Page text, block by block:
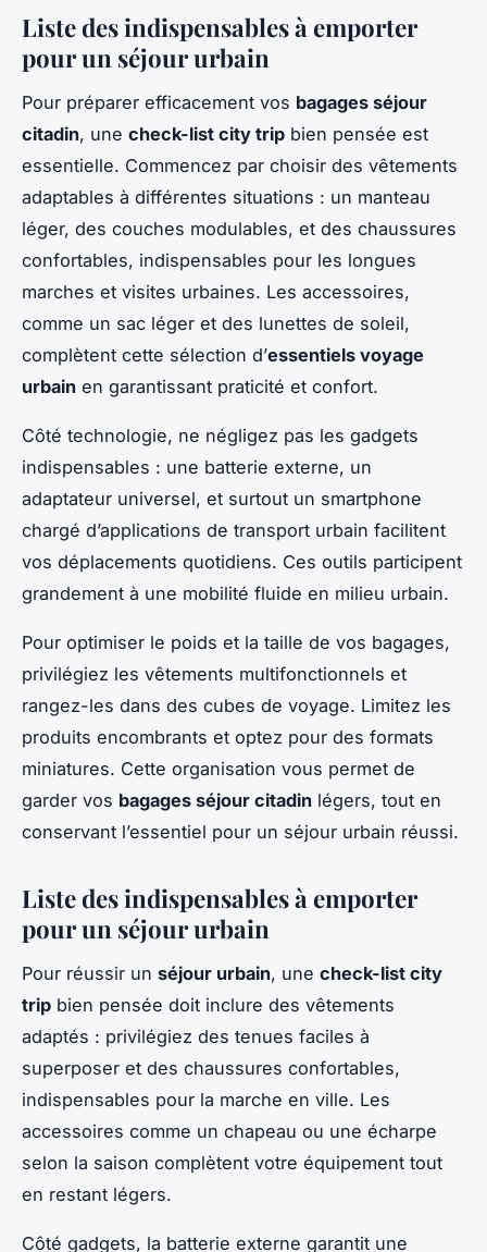
Liste des indispensables à emporter
pour un séjour urbain
Pour préparer efficacement vos bagages séjour
citadin, une check-list city trip bien pensée est
essentielle. Commencez par choisir des vêtements
adaptables à différentes situations : un manteau
léger, des couches modulables, et des chaussures
confortables, indispensables pour les longues
marches et visites urbaines. Les accessoires,
comme un sac léger et des lunettes de soleil,
complètent cette sélection d’essentiels voyage
urbain en garantissant praticité et confort.
Côté technologie, ne négligez pas les gadgets
indispensables : une batterie externe, un
adaptateur universel, et surtout un smartphone
chargé d’applications de transport urbain facilitent
vos déplacements quotidiens. Ces outils participent
grandement à une mobilité fluide en milieu urbain.
Pour optimiser le poids et la taille de vos bagages,
privilégiez les vêtements multifonctionnels et
rangez-les dans des cubes de voyage. Limitez les
produits encombrants et optez pour des formats
miniatures. Cette organisation vous permet de
garder vos bagages séjour citadin légers, tout en
conservant l’essentiel pour un séjour urbain réussi.
Liste des indispensables à emporter
pour un séjour urbain
Pour réussir un séjour urbain, une check-list city
trip bien pensée doit inclure des vêtements
adaptés : privilégiez des tenues faciles à
superposer et des chaussures confortables,
indispensables pour la marche en ville. Les
accessoires comme un chapeau ou une écharpe
selon la saison complètent votre équipement tout
en restant légers.
Côté gadgets, la batterie externe garantit une